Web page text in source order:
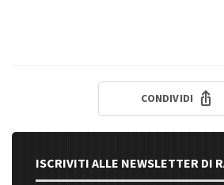
CONDIVIDI
ISCRIVITI ALLE NEWSLETTER DI